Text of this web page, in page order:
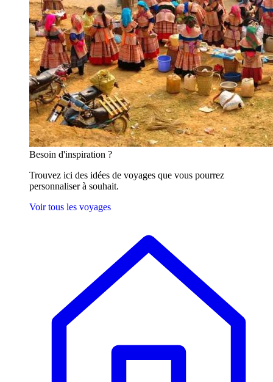
Besoin d'inspiration ?
Trouvez ici des idées de voyages que vous pourrez
personnaliser à souhait.
Voir tous les voyages